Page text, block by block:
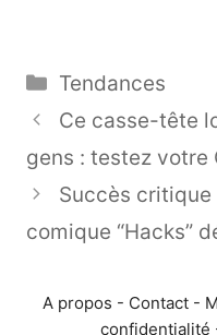
Catégories
Tendances
Ce casse-tête
gens : testez votre
Succès critique
comique “Hacks”
A propos - Contact -
confidentialité